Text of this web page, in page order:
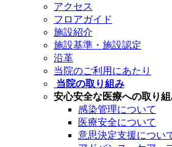
アクセス
フロアガイド
施設紹介
施設基準・施設認定
沿革
当院のご利用にあたり
当院の取り組み
安心安全な医療への取り
感染管理について
医療安全について
意思決定支援につい